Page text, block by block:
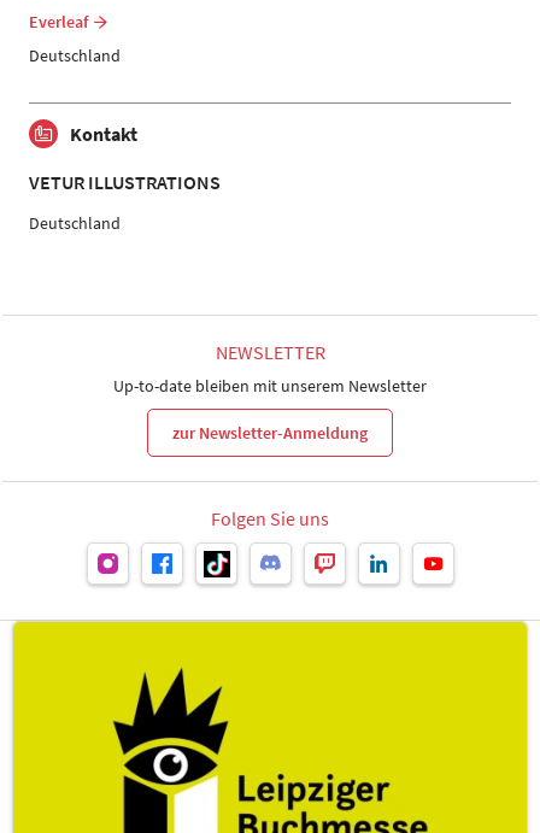
Everleaf
Deutschland
Kontakt
VETUR ILLUSTRATIONS
Deutschland
NEWSLETTER
Up-to-date bleiben mit unserem Newsletter
zur Newsletter-Anmeldung
Folgen Sie uns